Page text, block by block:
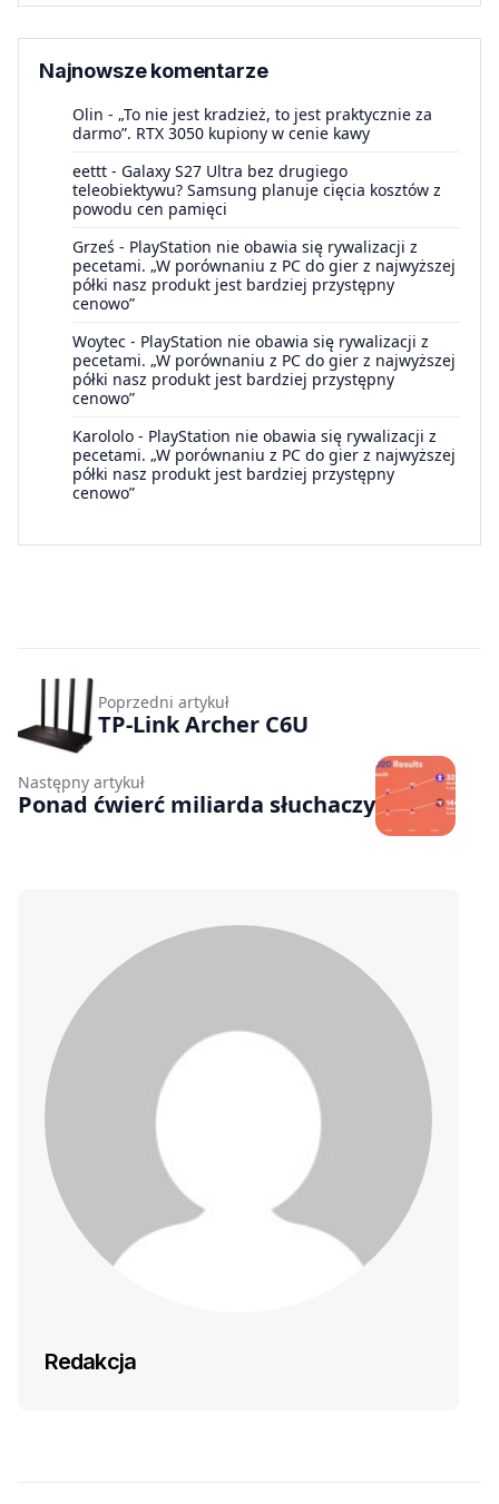
Najnowsze komentarze
Olin - „To nie jest kradzież, to jest praktycznie za
darmo”. RTX 3050 kupiony w cenie kawy
eettt - Galaxy S27 Ultra bez drugiego
teleobiektywu? Samsung planuje cięcia kosztów z
powodu cen pamięci
Grześ - PlayStation nie obawia się rywalizacji z
pecetami. „W porównaniu z PC do gier z najwyższej
półki nasz produkt jest bardziej przystępny
cenowo”
Woytec - PlayStation nie obawia się rywalizacji z
pecetami. „W porównaniu z PC do gier z najwyższej
półki nasz produkt jest bardziej przystępny
cenowo”
Karololo - PlayStation nie obawia się rywalizacji z
pecetami. „W porównaniu z PC do gier z najwyższej
półki nasz produkt jest bardziej przystępny
cenowo”
Poprzedni artykuł
TP-Link Archer C6U
Następny artykuł
Ponad ćwierć miliarda słuchaczy
Redakcja